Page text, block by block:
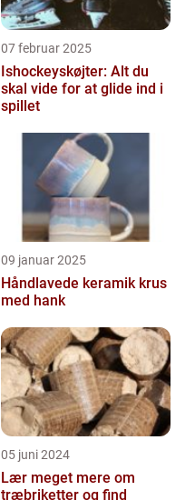
07 februar 2025
Ishockeyskøjter: Alt du
skal vide for at glide ind i
spillet
09 januar 2025
Håndlavede keramik krus
med hank
05 juni 2024
Lær meget mere om
træbriketter og find